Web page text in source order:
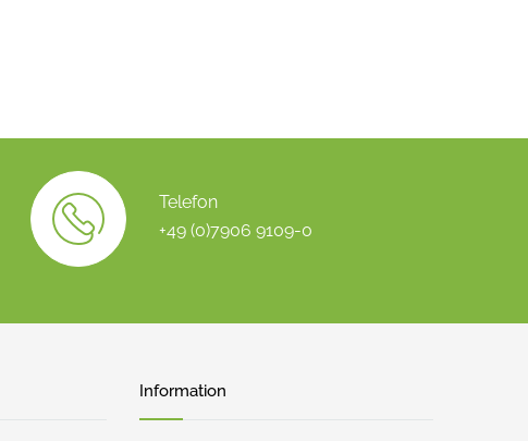
Telefon
+49 (0)7906 9109-0
Information